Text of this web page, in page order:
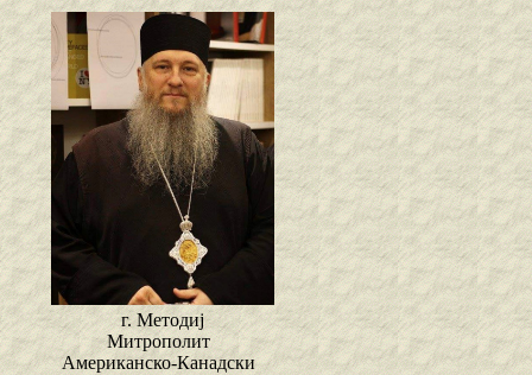
г. Методиј
Митрополит
Американско-Канадски